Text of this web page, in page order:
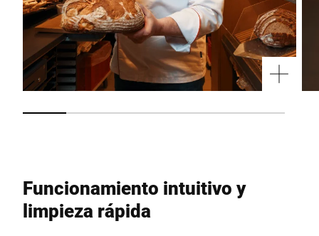
Funcionamiento intuitivo y
limpieza rápida